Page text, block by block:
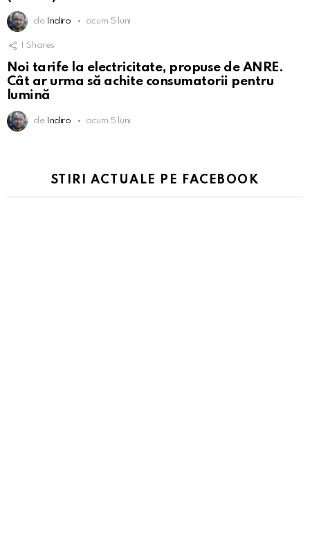
de Indiro acum 5 luni
1 Shares
Noi tarife la electricitate, propuse de ANRE.
Cât ar urma să achite consumatorii pentru
lumină
de Indiro acum 5 luni
STIRI ACTUALE PE FACEBOOK